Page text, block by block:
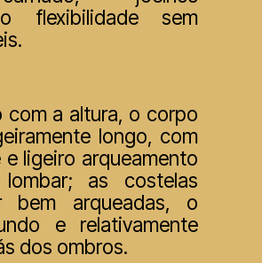
flexibilidade sem
com a altura, o corpo
longo, com
ligeiro arqueamento
as costelas
bem arqueadas, o
e relativamente
dos ombros.